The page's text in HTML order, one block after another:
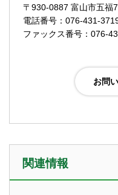
〒930-0887 富山市五福
電話番号：076-431-
ファックス番号：076-
関連情報